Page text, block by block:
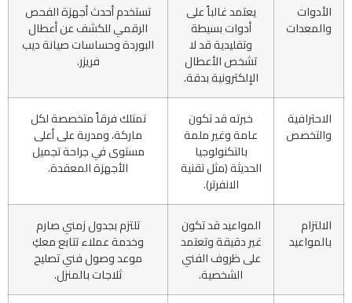
الأدوات
والمعدات
يعتمد غالباً على
أدوات بسيطة
وتقليدية قد لا
تشخص الأعطال
الإلكترونية بدقة.
تستخدم أحدث أجهزة الفحص
الرقمي للكشف عن أعطال
البوردة وحساسات صيانة ديب
فريزر.
الاحترافية
والتخصص
خبرته قد تكون
عامة وغير ملمة
بالتكنولوجيا
الحديثة (مثل تقنية
الانفرتر).
تمتلك فرقاً متخصصة لكل
ماركة، ومدربة على أعلى
مستوى في جراحة تجميل
الأجهزة المعقدة.
الالتزام
بالمواعيد
المواعيد قد تكون
غير دقيقة وتعتمد
على ظروف الفني
الشخصية.
تلتزم بجدول زمني صارم
وخدمة عملاء تتابع معكِ
موعد وصول فني تصليح
ثلاجات بالمنزل.